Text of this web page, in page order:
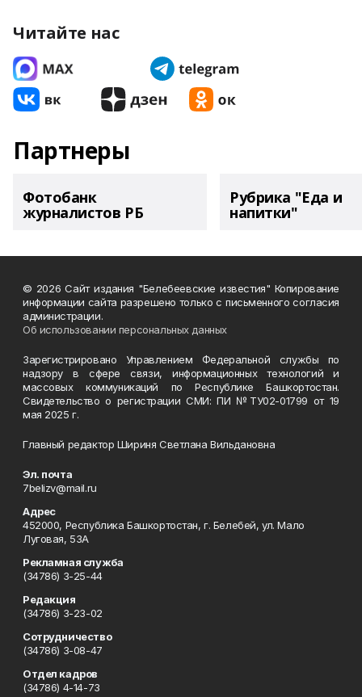
Читайте нас
Партнеры
Фотобанк
журналистов РБ
Рубрика "Еда и
напитки"
© 2026 Сайт издания "Белебеевские известия" Копирование
информации сайта разрешено только с письменного согласия
администрации.
Об использовании персональных данных
Зарегистрировано Управлением Федеральной службы по
надзору в сфере связи, информационных технологий и
массовых коммуникаций по Республике Башкортостан.
Свидетельство о регистрации СМИ: ПИ №ТУ02-01799 от 19
мая 2025 г.
Главный редактор Шириня Светлана Вильдановна
Эл. почта
7belizv@mail.ru
Адрес
452000, Республика Башкортостан, г. Белебей, ул. Мало
Луговая, 53А
Рекламная служба
(34786) 3-25-44
Редакция
(34786) 3-23-02
Сотрудничество
(34786) 3-08-47
Отдел кадров
(34786) 4-14-73